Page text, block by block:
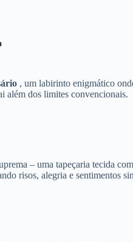
, um labirinto enigmático
além dos limites convencionais.
– uma tapeçaria tecida
risos, alegria e sentimentos